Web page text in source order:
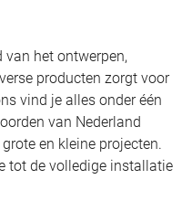
van het ontwerpen,
producten zorgt voor
vind je alles onder één
van Nederland
en kleine projecten.
tot de volledige installatie